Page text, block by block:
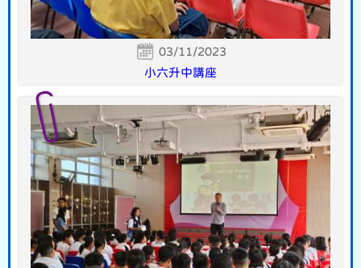
03/11/2023
小六升中講座